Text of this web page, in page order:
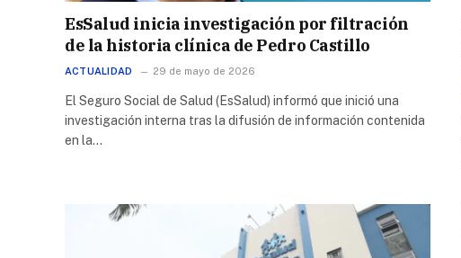
EsSalud inicia investigación por filtración
de la historia clínica de Pedro Castillo
ACTUALIDAD 29 de mayo de 2026
El Seguro Social de Salud (EsSalud) informó que inició una
investigación interna tras la difusión de información contenida
en la…